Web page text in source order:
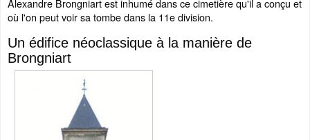
Alexandre Brongniart est inhumé dans ce cimetière qu'il a conçu et
où l'on peut voir sa tombe dans la 11e division.
Un édifice néoclassique à la manière de
Brongniart